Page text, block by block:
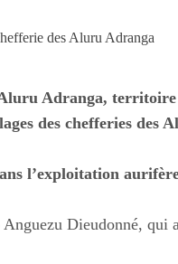
Adranga,
des chefferies des
l’exploitation
Dieudonné, qui a